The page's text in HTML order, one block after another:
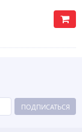
ПОДПИСАТЬСЯ